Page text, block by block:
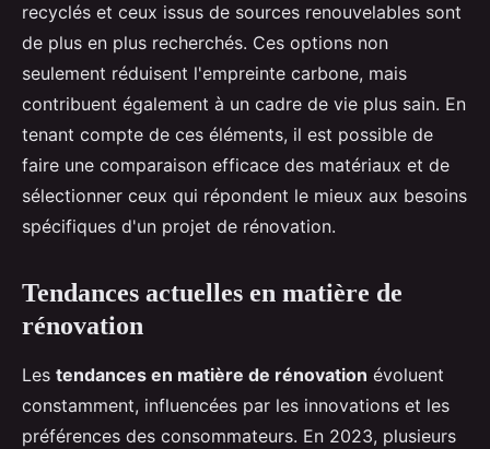
recyclés et ceux issus de sources renouvelables sont
de plus en plus recherchés. Ces options non
seulement réduisent l'empreinte carbone, mais
contribuent également à un cadre de vie plus sain. En
tenant compte de ces éléments, il est possible de
faire une comparaison efficace des matériaux et de
sélectionner ceux qui répondent le mieux aux besoins
spécifiques d'un projet de rénovation.
Tendances actuelles en matière de
rénovation
Les tendances en matière de rénovation évoluent
constamment, influencées par les innovations et les
préférences des consommateurs. En 2023, plusieurs